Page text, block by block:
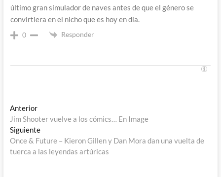
último gran simulador de naves antes de que el género se
convirtiera en el nicho que es hoy en día.
0 Responder
Navegación
de
entradas
AnteriorEntrada
anterior:
Jim Shooter vuelve a los cómics… En Image
SiguienteEntrada
siguiente:
Once & Future – Kieron Gillen y Dan Mora dan una vuelta de
tuerca a las leyendas artúricas